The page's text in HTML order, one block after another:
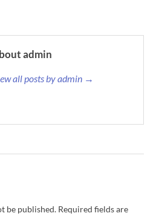
admin
all posts by admin →
be published. Required fields are